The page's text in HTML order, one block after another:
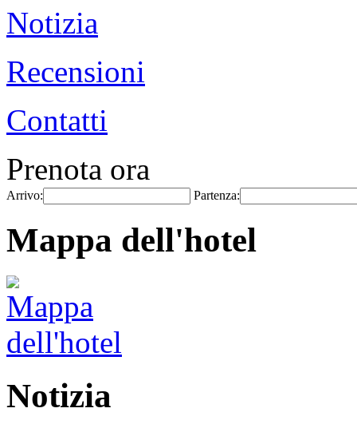
Notizia
Recensioni
Contatti
Prenota ora
Arrivo: Partenza:
Mappa dell'hotel
Notizia